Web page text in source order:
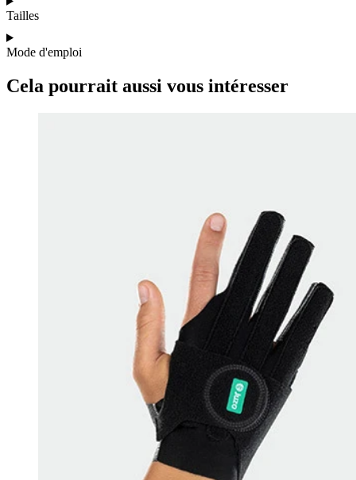
Tailles
Mode d'emploi
Cela pourrait aussi vous intéresser